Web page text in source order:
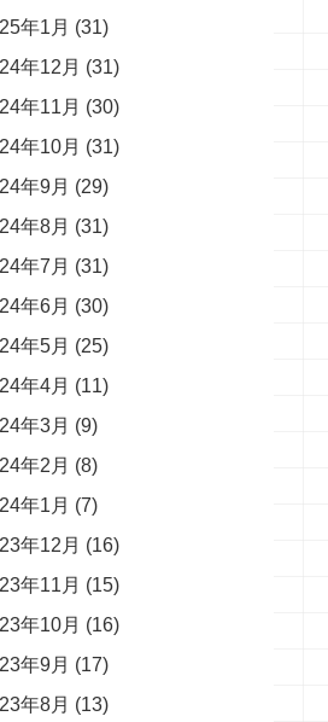
年1月 (31)
年12月 (31)
年11月 (30)
年10月 (31)
年9月 (29)
年8月 (31)
年7月 (31)
年6月 (30)
年5月 (25)
年4月 (11)
年3月 (9)
年2月 (8)
年1月 (7)
年12月 (16)
年11月 (15)
年10月 (16)
年9月 (17)
年8月 (13)